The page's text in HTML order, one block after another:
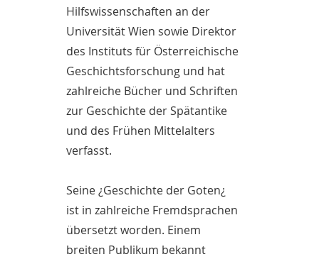
Hilfswissenschaften an der
Universität Wien sowie Direktor
des Instituts für Österreichische
Geschichtsforschung und hat
zahlreiche Bücher und Schriften
zur Geschichte der Spätantike
und des Frühen Mittelalters
verfasst.
Seine ¿Geschichte der Goten¿
ist in zahlreiche Fremdsprachen
übersetzt worden. Einem
breiten Publikum bekannt